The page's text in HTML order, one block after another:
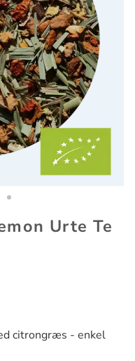
Urte Te
citrongræs - enkel